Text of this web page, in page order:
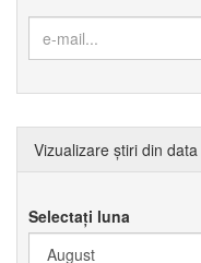
Vizualizare știri din data
Selectați luna